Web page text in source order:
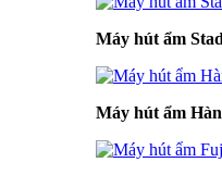
Máy hút ẩm
Máy hút ẩm